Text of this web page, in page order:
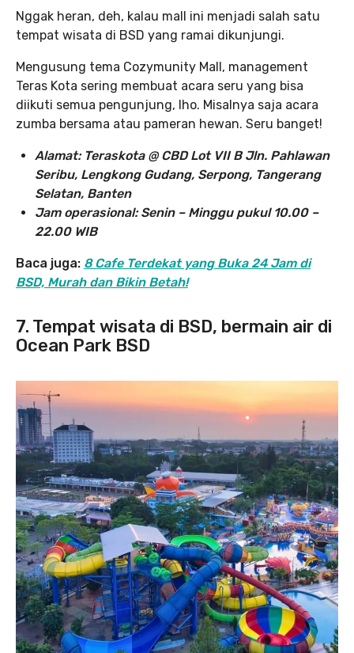
Nggak heran, deh, kalau mall ini menjadi salah satu
tempat wisata di BSD yang ramai dikunjungi.
Mengusung tema Cozymunity Mall, management
Teras Kota sering membuat acara seru yang bisa
diikuti semua pengunjung, lho. Misalnya saja acara
zumba bersama atau pameran hewan. Seru banget!
Alamat: Teraskota @ CBD Lot VII B Jln. Pahlawan
Seribu, Lengkong Gudang, Serpong, Tangerang
Selatan, Banten
Jam operasional: Senin – Minggu pukul 10.00 –
22.00 WIB
Baca juga: 8 Cafe Terdekat yang Buka 24 Jam di
BSD, Murah dan Bikin Betah!
7. Tempat wisata di BSD, bermain air di
Ocean Park BSD